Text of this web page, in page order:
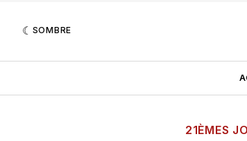
SOMBRE
21ÈMES